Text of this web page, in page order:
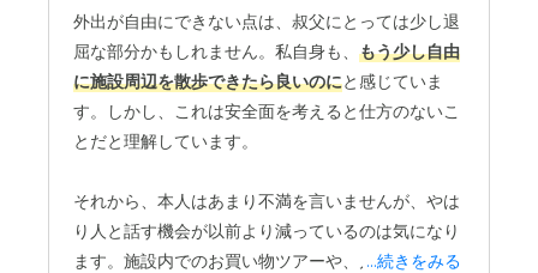
感じています。ルミエールしかまつさんの職員の
方々は、本当に親切で細やかな気配りをしてくださ
います。頻繁に施設に行くわけではありませんが、
何かあれば電話で状況をこまめに連絡してくださる
ので安心です。例えば、
です。
おかげで、コミュニケーションで困ることはないと
外出が自由にできない点は、叔父にとっては少し退
屈な部分かもしれません。私自身も、 もう少し自由
に施設周辺を散歩できたら良いのにと感じていま
す。しかし、これは安全面を考えると仕方のないこ
とだと理解しています。
それから、本人はあまり不満を言いませんが、やは
り人と話す機会が以前より減っているのは気になり
ます。施設内でのお買い物ツアーや、月に一度の移
...続きをみる